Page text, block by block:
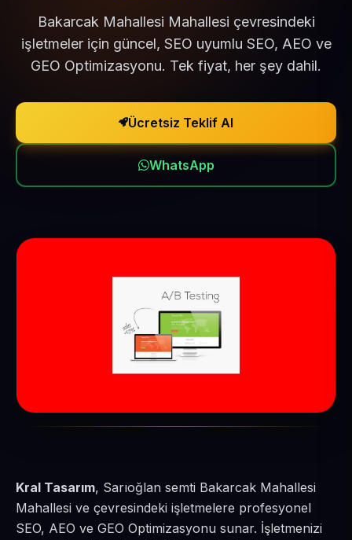
Bakarcak Mahallesi Mahallesi çevresindeki
işletmeler için güncel, SEO uyumlu SEO, AEO ve
GEO Optimizasyonu. Tek fiyat, her şey dahil.
Ücretsiz Teklif Al
WhatsApp
Kral Tasarım, Sarıoğlan semti Bakarcak Mahallesi
Mahallesi ve çevresindeki işletmelere profesyonel
SEO, AEO ve GEO Optimizasyonu sunar. İşletmenizi